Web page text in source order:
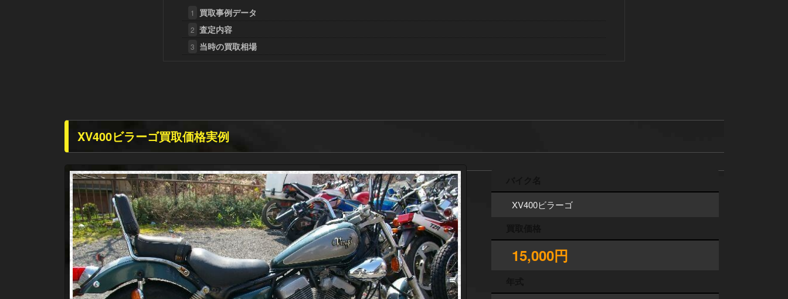
1 買取事例データ
2 査定内容
3 当時の買取相場
XV400ビラーゴ買取価格実例
XV400ビラーゴ
15,000円